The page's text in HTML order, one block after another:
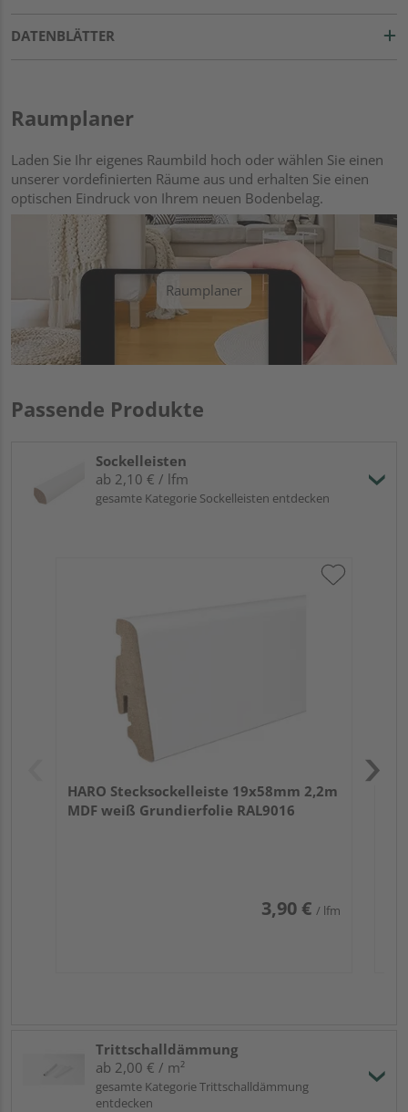
DATENBLÄTTER
Raumplaner
Laden Sie Ihr eigenes Raumbild hoch oder wählen Sie einen
unserer vordefinierten Räume aus und erhalten Sie einen
optischen Eindruck von Ihrem neuen Bodenbelag.
Raumplaner
Passende Produkte
Sockelleisten
ab 2,10 € / lfm
gesamte Kategorie Sockelleisten entdecken
HARO Stecksockelleiste 19x58mm 2,2m
MDF weiß Grundierfolie RAL9016
3,90 € / lfm
Trittschalldämmung
ab 2,00 € / m²
gesamte Kategorie Trittschalldämmung
entdecken